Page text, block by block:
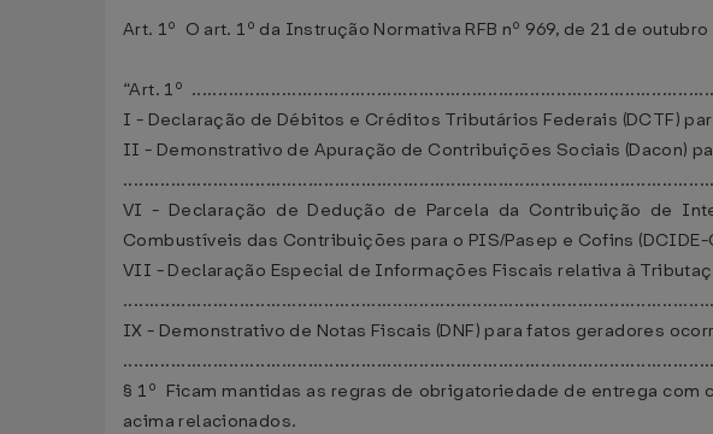
Art. 1º O art. 1º da Instrução Normativa RFB nº 969, de 21 de
“Art. 1º
I - Declaração de Débitos e Créditos Tributários Federais (DCTF)
II - Demonstrativo de Apuração de Contribuições Sociais (Dacon)
VI - Declaração de Dedução de Parcela da Contribuição de
Combustíveis das Contribuições para o PIS/Pasep e Cofins
VII - Declaração Especial de Informações Fiscais relativa à
IX - Demonstrativo de Notas Fiscais (DNF) para fatos geradores
§ 1º Ficam mantidas as regras de obrigatoriedade de entrega
acima relacionados.